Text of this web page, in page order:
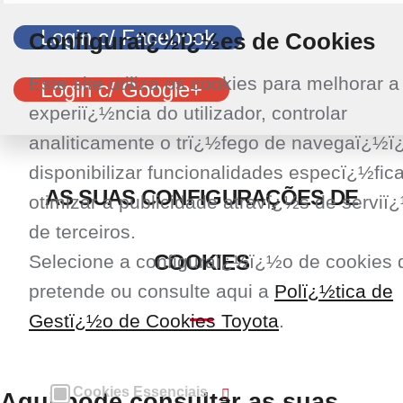
Login c/ Facebook
Login c/ Google+
Configuraï¿½ï¿½es de Cookies
Este site utiliza os cookies para melhorar a
experiï¿½ncia do utilizador, controlar
analiticamente o trï¿½fego de
disponibilizar funcionalidades
otimizar a publicidade atravï¿½s de
de terceiros.
Selecione a configuraï¿½ï¿½o de cookies
pretende ou consulte aqui a Polï¿½tica de
Gestï¿½o de Cookies Toyota.
Cookies Essenciais
P
AS SUAS CONFIGURAÇÕES DE
COOKIES